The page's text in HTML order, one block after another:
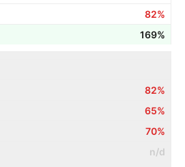
82%
169%
82%
65%
70%
n/d